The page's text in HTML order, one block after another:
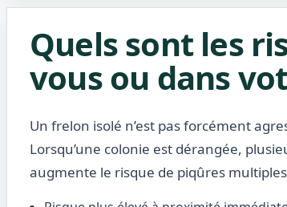
Quels sont les
vous ou dans
Un frelon isolé n’est pas forcément
Lorsqu’une colonie est dérangée,
augmente le risque de piqûres